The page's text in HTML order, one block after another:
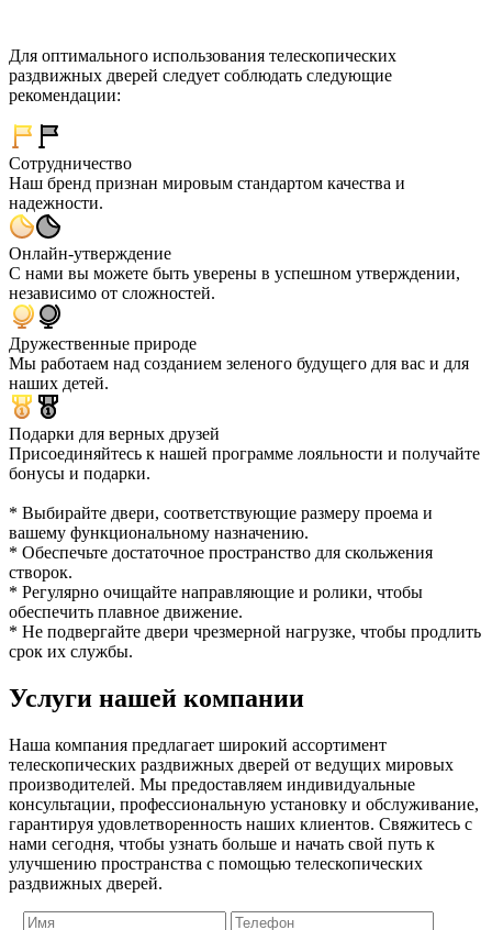
Для оптимального использования телескопических
раздвижных дверей следует соблюдать следующие
рекомендации:
Сотрудничество
Наш бренд признан мировым стандартом качества и
надежности.
Онлайн-утверждение
С нами вы можете быть уверены в успешном утверждении,
независимо от сложностей.
Дружественные природе
Мы работаем над созданием зеленого будущего для вас и для
наших детей.
Подарки для верных друзей
Присоединяйтесь к нашей программе лояльности и получайте
бонусы и подарки.
* Выбирайте двери, соответствующие размеру проема и
вашему функциональному назначению.
* Обеспечьте достаточное пространство для скольжения
створок.
* Регулярно очищайте направляющие и ролики, чтобы
обеспечить плавное движение.
* Не подвергайте двери чрезмерной нагрузке, чтобы продлить
срок их службы.
Услуги нашей компании
Наша компания предлагает широкий ассортимент
телескопических раздвижных дверей от ведущих мировых
производителей. Мы предоставляем индивидуальные
консультации, профессиональную установку и обслуживание,
гарантируя удовлетворенность наших клиентов. Свяжитесь с
нами сегодня, чтобы узнать больше и начать свой путь к
улучшению пространства с помощью телескопических
раздвижных дверей.